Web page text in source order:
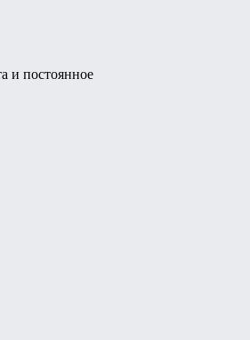
и постоянное